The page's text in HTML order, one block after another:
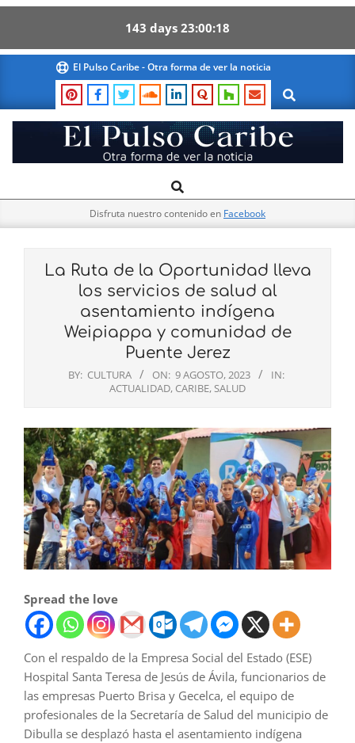
143 days 23 00 17
content
El Pulso Caribe - Otra forma de ver la noticia
Search
El
Pulso
Navigation
Search
Disfruta nuestro contenido en Facebook
La Ruta de la Oportunidad lleva
los servicios de salud al
asentamiento indígena
Weipiappa y comunidad de
Puente Jerez
BY: CULTURA ON: 9 AGOSTO, 2023
IN:
ACTUALIDAD, CARIBE, SALUD
Spread the love
Con el respaldo de la Empresa Social del Estado (ESE)
Hospital Santa Teresa de Jesús de Ávila, funcionarios de
las empresas Puerto Brisa y Gecelca, el equipo de
profesionales de la Secretaría de Salud del municipio de
Dibulla se desplazó hasta el asentamiento indígena